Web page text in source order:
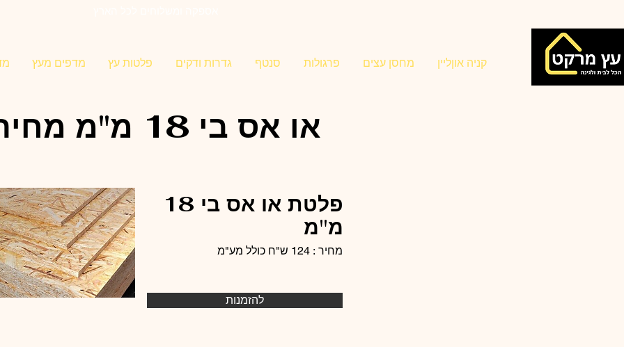
קניה אוןליין מחסן עצים פרגולות סנטף גדרות ודקים פלטות עץ מדפים מעץ
או אס בי 18 מ"מ מחיר
פלטת או אס בי 18
מ"מ
מחיר : 124 ש"ח כולל מע"מ
להזמנות